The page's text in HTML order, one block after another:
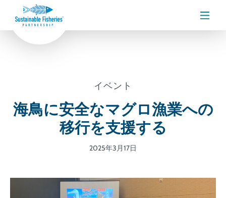
メニ
イベント
海鳥に安全なマグロ漁業への
移行を支援する
2025年3月17日